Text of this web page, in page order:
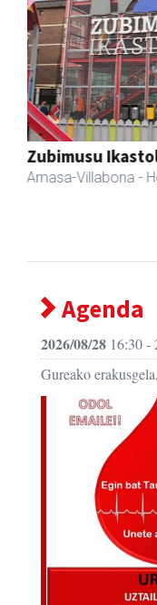
Fleming Herri
Amasa-Villabona -
Previous
Agenda
2026/08/28 16:30 -
Gureako